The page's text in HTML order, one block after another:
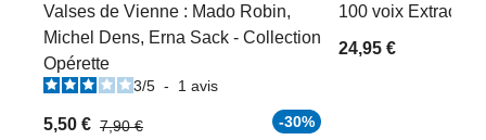
Valses de Vienne : Mado Robin,
Michel Dens, Erna Sack - Collection
Opérette
3/5 - 1 avis
5,50 € 7,90 € -30%
100 voix
24,95 €